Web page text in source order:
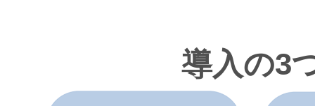
導入の3